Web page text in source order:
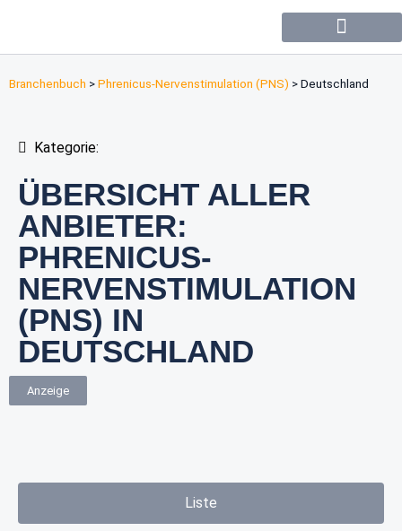
Branchenbuch >Phrenicus-Nervenstimulation (PNS) >Deutschland
Kategorie:
ÜBERSICHT ALLER
ANBIETER:
PHRENICUS-
NERVENSTIMULATION
(PNS) IN
DEUTSCHLAND
Anzeige
Liste